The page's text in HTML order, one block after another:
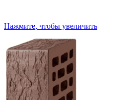
Нажмите, чтобы увеличить